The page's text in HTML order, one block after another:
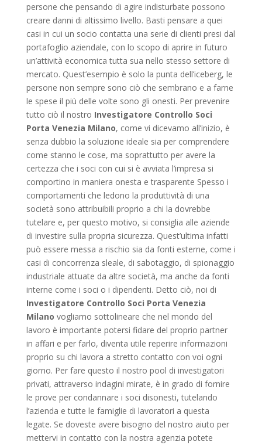
persone che pensando di agire indisturbate possono
creare danni di altissimo livello. Basti pensare a quei
casi in cui un socio contatta una serie di clienti presi dal
portafoglio aziendale, con lo scopo di aprire in futuro
un’attività economica tutta sua nello stesso settore di
mercato. Quest’esempio è solo la punta dell’iceberg, le
persone non sempre sono ciò che sembrano e a farne
le spese il più delle volte sono gli onesti. Per prevenire
tutto ciò il nostro Investigatore Controllo Soci
Porta Venezia Milano, come vi dicevamo all’inizio, è
senza dubbio la soluzione ideale sia per comprendere
come stanno le cose, ma soprattutto per avere la
certezza che i soci con cui si è avviata l’impresa si
comportino in maniera onesta e trasparente Spesso i
comportamenti che ledono la produttività di una
società sono attribuibili proprio a chi la dovrebbe
tutelare e, per questo motivo, si consiglia alle aziende
di investire sulla propria sicurezza. Quest’ultima infatti
può essere messa a rischio sia da fonti esterne, come i
casi di concorrenza sleale, di sabotaggio, di spionaggio
industriale attuate da altre società, ma anche da fonti
interne come i soci o i dipendenti. Detto ciò, noi di
Investigatore Controllo Soci Porta Venezia
Milano vogliamo sottolineare che nel mondo del
lavoro è importante potersi fidare del proprio partner
in affari e per farlo, diventa utile reperire informazioni
proprio su chi lavora a stretto contatto con voi ogni
giorno. Per fare questo il nostro pool di investigatori
privati, attraverso indagini mirate, è in grado di fornire
le prove per condannare i soci disonesti, tutelando
l’azienda e tutte le famiglie di lavoratori a questa
legate. Se doveste avere bisogno del nostro aiuto per
mettervi in contatto con la nostra agenzia potete